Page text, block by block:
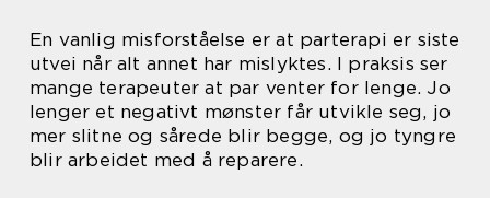
En vanlig misforståelse er at parterapi er siste
utvei når alt annet har mislyktes. I praksis ser
mange terapeuter at par venter for lenge. Jo
lenger et negativt mønster får utvikle seg, jo
mer slitne og sårede blir begge, og jo tyngre
blir arbeidet med å reparere.